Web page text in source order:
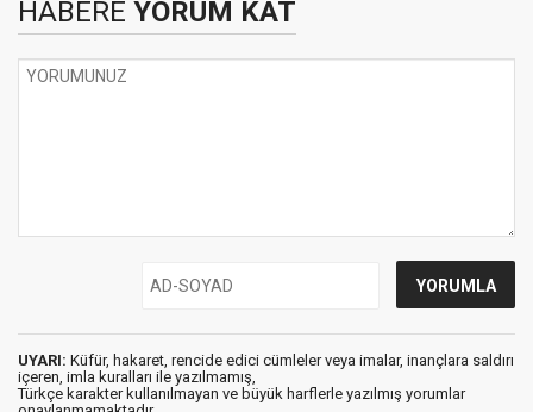
HABERE YORUM KAT
UYARI: Küfür, hakaret, rencide edici cümleler veya imalar, inançlara saldırı
içeren, imla kuralları ile yazılmamış,
Türkçe karakter kullanılmayan ve büyük harflerle yazılmış yorumlar